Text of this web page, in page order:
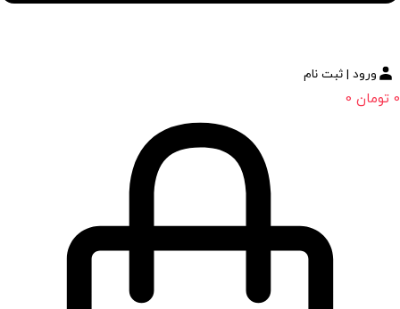
ورود | ثبت نام
0 تومان 0